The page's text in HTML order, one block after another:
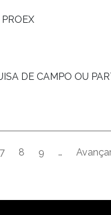
DE CAMPO OU
7 8 9 …